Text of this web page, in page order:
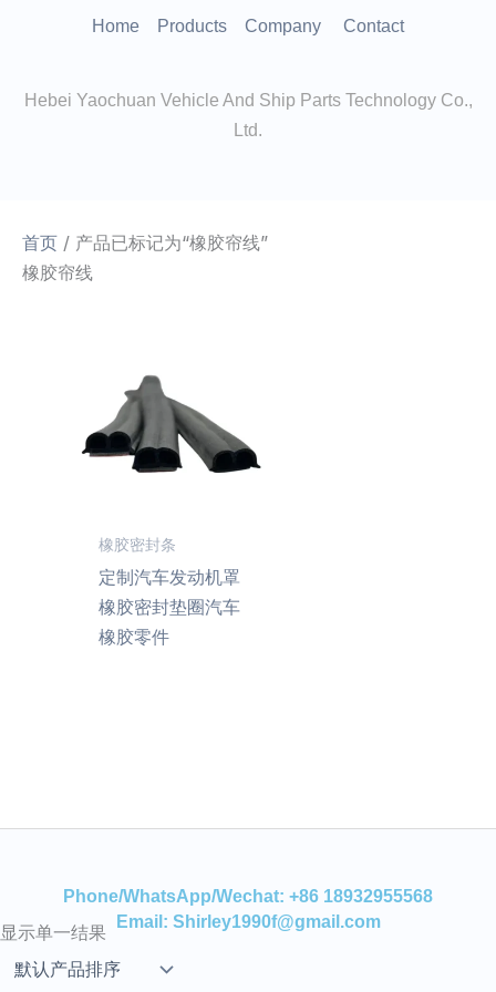
Home Products Company Contact
Hebei Yaochuan Vehicle And Ship Parts Technology Co.,
Ltd.
首页 / 产品已标记为“橡胶帘线”
橡胶帘线
显示单一结果
橡胶密封条
定制汽车发动机罩
橡胶密封垫圈汽车
橡胶零件
Phone/WhatsApp/Wechat: +86 18932955568
Email: Shirley1990f@gmail.com